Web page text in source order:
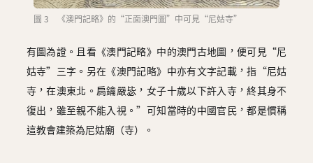
圖 3 《澳門記略》的“正面澳門圖”中可見“尼姑寺”
有圖為證。且看《澳門記略》中的澳門古地圖，便可見“尼
姑寺”三字。另在《澳門記略》中亦有文字記載，指“尼姑
寺，在澳東北。扃鑰嚴毖，女子十歲以下許入寺，終其身不
復出，雖至親不能入視。”可知當時的中國官民，都是慣稱
這教會建築為尼姑廟（寺）。